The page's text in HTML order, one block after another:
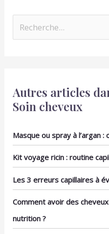
Autres articles
Soin cheveux
Masque ou spray à l’argan
Kit voyage ricin : routine
Les 3 erreurs capillaires à
Comment avoir des
nutrition ?